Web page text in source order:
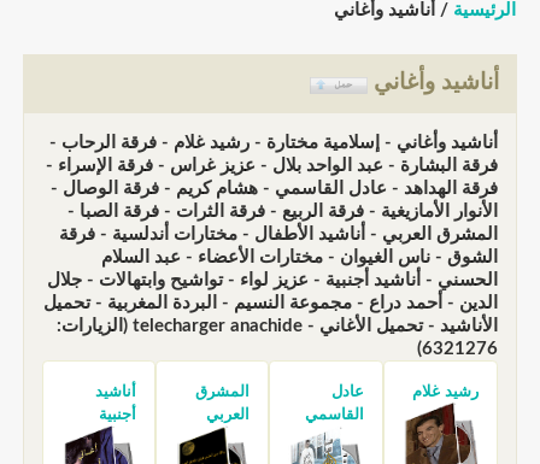
الرئيسية / أناشيد وأغاني
أناشيد وأغاني
أناشيد وأغاني - إسلامية مختارة - رشيد غلام - فرقة الرحاب -
فرقة البشارة - عبد الواحد بلال - عزيز غراس - فرقة الإسراء -
فرقة الهداهد - عادل القاسمي - هشام كريم - فرقة الوصال -
الأنوار الأمازيغية - فرقة الربيع - فرقة الثرات - فرقة الصبا -
المشرق العربي - أناشيد الأطفال - مختارات أندلسية - فرقة
الشوق - ناس الغيوان - مختارات الأعضاء - عبد السلام
الحسني - أناشيد أجنبية - عزيز لواء - تواشيح وابتهالات - جلال
الدين - أحمد دراع - مجموعة النسيم - البردة المغربية - تحميل
الأناشيد - تحميل الأغاني - telecharger anachide (الزيارات:
6321276)
رشيد غلام
عادل
القاسمي
المشرق
العربي
أناشيد
أجنبية